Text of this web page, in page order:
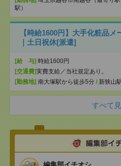
駅）
【時給1600円】大手化粧品メ
｜土日祝休[派遣]
[給 与] 時給1600円
[交通費]実費支給／当社規定あり。
[勤務地] 南大塚駅から徒歩5分 / 新狭山
すべて